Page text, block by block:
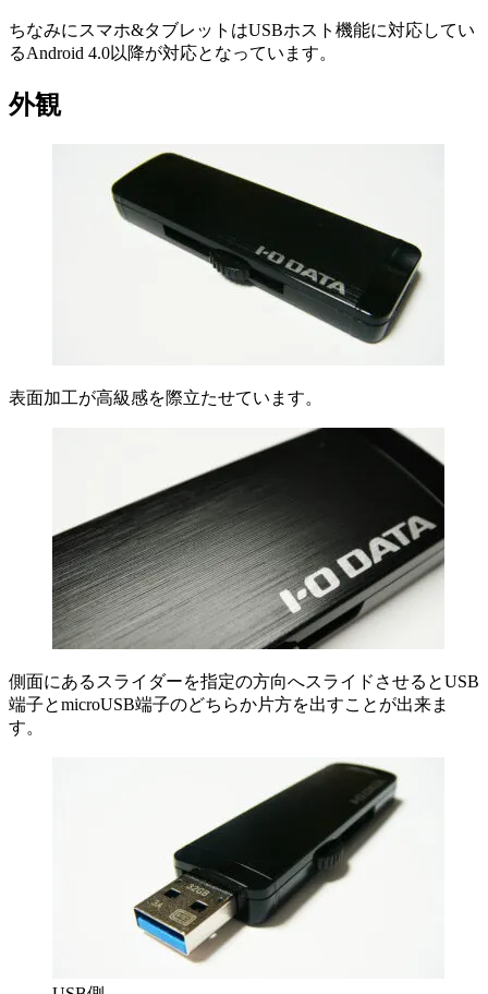
ちなみにスマホ&タブレットはUSBホスト機能に対応してい
るAndroid 4.0以降が対応となっています。
外観
表面加工が高級感を際立たせています。
側面にあるスライダーを指定の方向へスライドさせるとUSB
端子とmicroUSB端子のどちらか片方を出すことが出来ま
す。